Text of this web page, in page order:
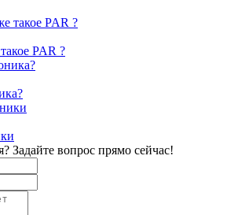
PAR ?
Задайте вопрос прямо сейчас!